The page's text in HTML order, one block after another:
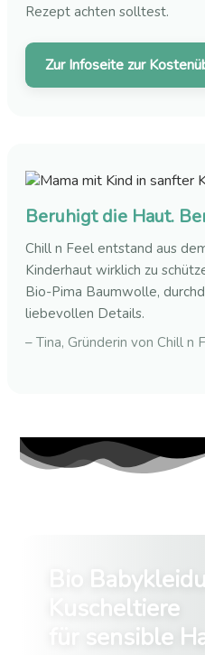
Rezept achten solltest.
Zur Infoseite zur
Beruhigt die Haut.
Chill n Feel entstand aus
Kinderhaut wirklich zu
Bio-Pima Baumwolle,
liebevollen Details.
– Tina, Gründerin von Chill n
Bio
Kuscheltiere
für sensible